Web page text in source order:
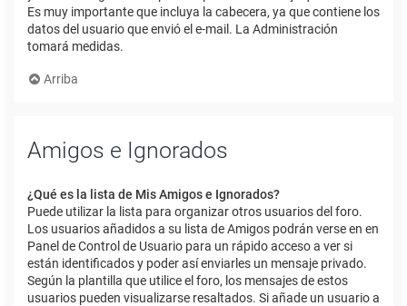
Es muy importante que incluya la cabecera, ya que contiene los
datos del usuario que envió el e-mail. La Administración
tomará medidas.
Arriba
Amigos e Ignorados
¿Qué es la lista de Mis Amigos e Ignorados?
Puede utilizar la lista para organizar otros usuarios del foro.
Los usuarios añadidos a su lista de Amigos podrán verse en en
Panel de Control de Usuario para un rápido acceso a ver si
están identificados y poder así enviarles un mensaje privado.
Según la plantilla que utilice el foro, los mensajes de estos
usuarios pueden visualizarse resaltados. Si añade un usuario a